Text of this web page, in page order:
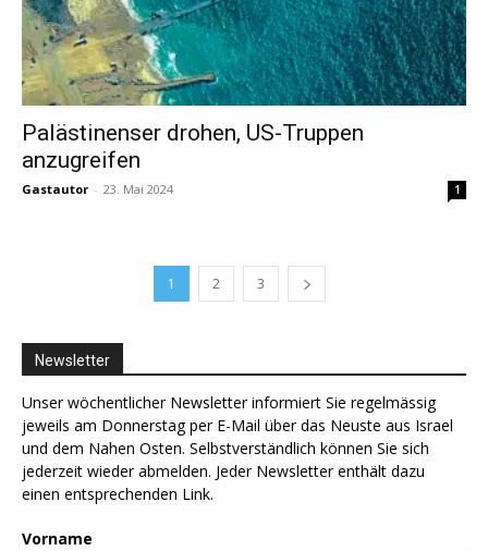
Palästinenser drohen, US-Truppen
anzugreifen
Gastautor - 23. Mai 2024 1
1 2 3
Newsletter
Unser wöchentlicher Newsletter informiert Sie regelmässig
jeweils am Donnerstag per E-Mail über das Neuste aus Israel
und dem Nahen Osten. Selbstverständlich können Sie sich
jederzeit wieder abmelden. Jeder Newsletter enthält dazu
einen entsprechenden Link.
Vorname